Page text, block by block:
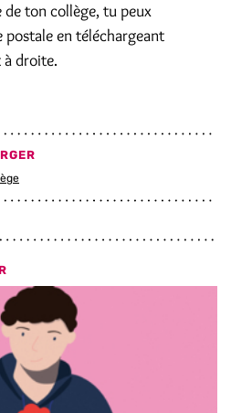
de ton collège, tu peux
en téléchargeant
à droite.